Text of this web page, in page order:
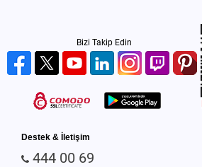
Bizi Takip Edin
Destek & İletişim
444 00 69